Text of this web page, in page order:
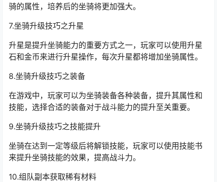
骑的属性，培养后的坐骑将更加强大。
7.坐骑升级技巧之升星
升星是提升坐骑能力的重要方式之一，玩家可以使用升星
石和金币来进行升星操作，每次升星都将增加坐骑属性。
8.坐骑升级技巧之装备
在游戏中，玩家可以为坐骑装备各种装备，提升其属性和
技能，选择合适的装备对于战斗能力的提升至关重要。
9.坐骑升级技巧之技能提升
坐骑在达到一定等级后将解锁技能，玩家可以使用技能书
来提升坐骑技能的效果，提高战斗力。
10.组队副本获取稀有材料